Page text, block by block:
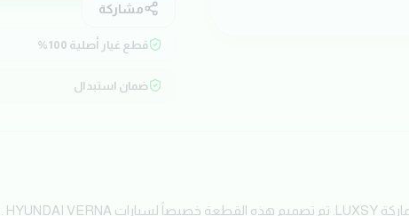
مشاركة
قطع غيار أصلية 100%
ضمان استبدال